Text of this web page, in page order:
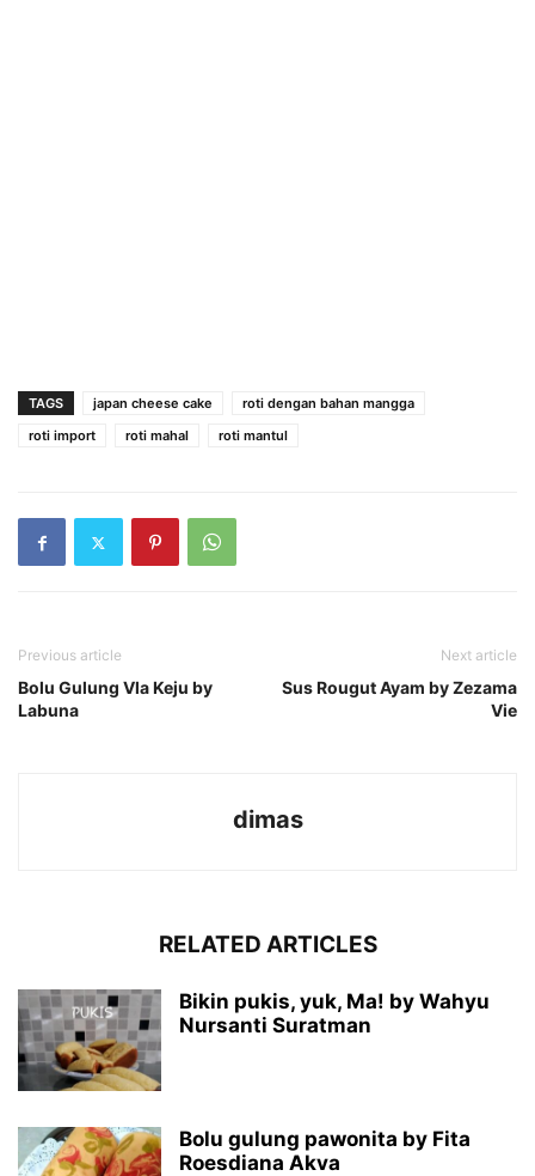
TAGS japan cheese cake
roti dengan bahan mangga
roti import
roti mahal roti mantul
Previous article
Bolu Gulung Vla Keju by
Labuna
Next article
Sus Rougut Ayam by Zezama
Vie
dimas
RELATED ARTICLES
Bikin pukis, yuk, Ma! by Wahyu
Nursanti Suratman
Bolu gulung pawonita by Fita
Roesdiana Akva